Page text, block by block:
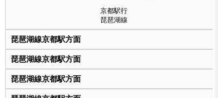
京都駅行
琵琶湖線